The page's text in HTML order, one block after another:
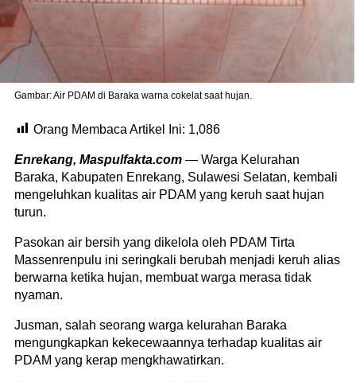
Gambar: Air PDAM di Baraka warna cokelat saat hujan.
Orang Membaca Artikel Ini: 1,086
Enrekang, Maspulfakta.com — Warga Kelurahan
Baraka, Kabupaten Enrekang, Sulawesi Selatan, kembali
mengeluhkan kualitas air PDAM yang keruh saat hujan
turun.
Pasokan air bersih yang dikelola oleh PDAM Tirta
Massenrenpulu ini seringkali berubah menjadi keruh alias
berwarna ketika hujan, membuat warga merasa tidak
nyaman.
Jusman, salah seorang warga kelurahan Baraka
mengungkapkan kekecewaannya terhadap kualitas air
PDAM yang kerap mengkhawatirkan.